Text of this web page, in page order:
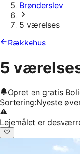
Brønderslev
5 værelses
Rækkehus
5
Opret en gratis
Sortering:Nyeste
Lejemålet er